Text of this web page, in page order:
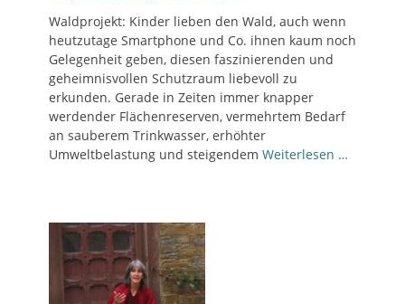
Waldprojekt: Kinder lieben den Wald, auch wenn
heutzutage Smartphone und Co. ihnen kaum noch
Gelegenheit geben, diesen faszinierenden und
geheimnisvollen Schutzraum liebevoll zu
erkunden. Gerade in Zeiten immer knapper
werdender Flächenreserven, vermehrtem Bedarf
an sauberem Trinkwasser, erhöhter
Umweltbelastung und steigendem Weiterlesen …